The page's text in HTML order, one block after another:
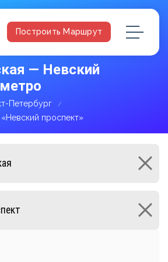
Построить Маршрут
— Невский
Петербург
проспект»